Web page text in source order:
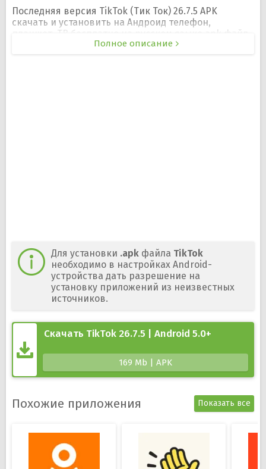
Последняя версия TikTok (Тик Ток) 26.7.5 APK
скачать и установить на Андроид телефон,
планшет, ТВ бесплатно на русском языке apk файл.
Полное описание
Для установки .apk файла TikTok
необходимо в настройках Android-
устройства дать разрешение на
установку приложений из неизвестных
источников.
Скачать TikTok 26.7.5 | Android 5.0+
169 Mb | APK
Похожие приложения Показать все